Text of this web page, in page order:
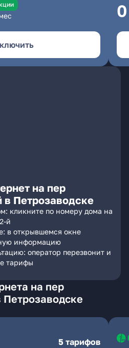
0
на пер
в Петрозаводске
кликните по номеру дома на
й
в открывшемся окне
информацию
оператор перезвонит и
тарифы
на пер
Петрозаводске
5 тарифов